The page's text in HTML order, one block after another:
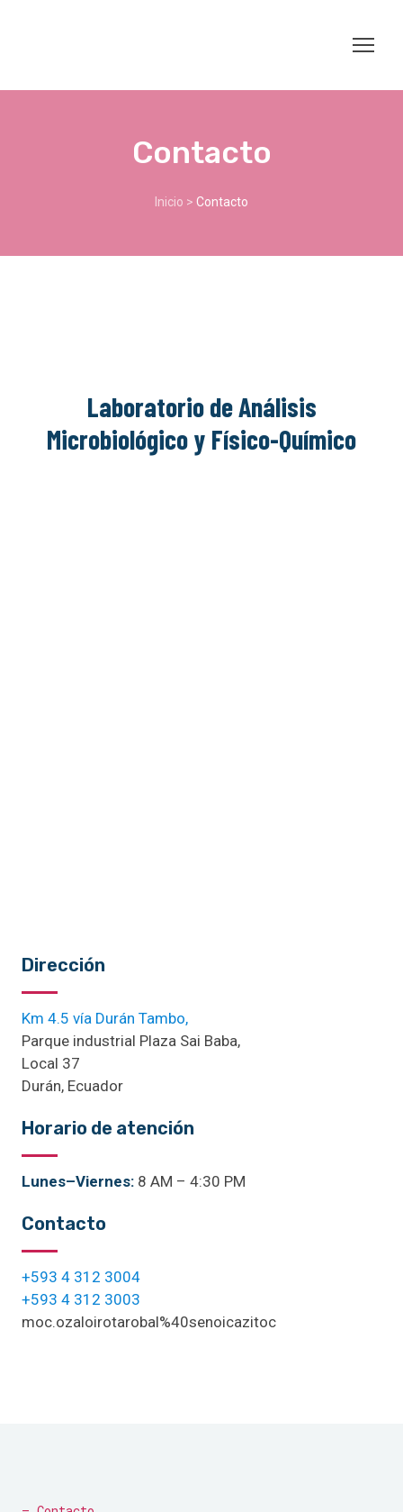
Contacto
Inicio > Contacto
Laboratorio de Análisis
Microbiológico y Físico-Químico
Dirección
Km 4.5 vía Durán Tambo,
Parque industrial Plaza Sai Baba,
Local 37
Durán, Ecuador
Horario de atención
Lunes–Viernes: 8 AM – 4:30 PM
Contacto
+593 4 312 3004
+593 4 312 3003
moc.ozaloirotarobal%40senoicazitoc